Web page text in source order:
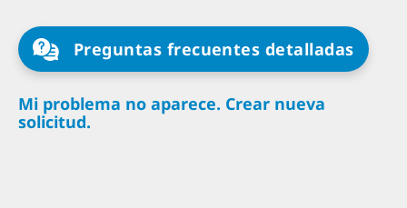
Preguntas frecuentes detalladas
Mi problema no aparece. Crear nueva
solicitud.